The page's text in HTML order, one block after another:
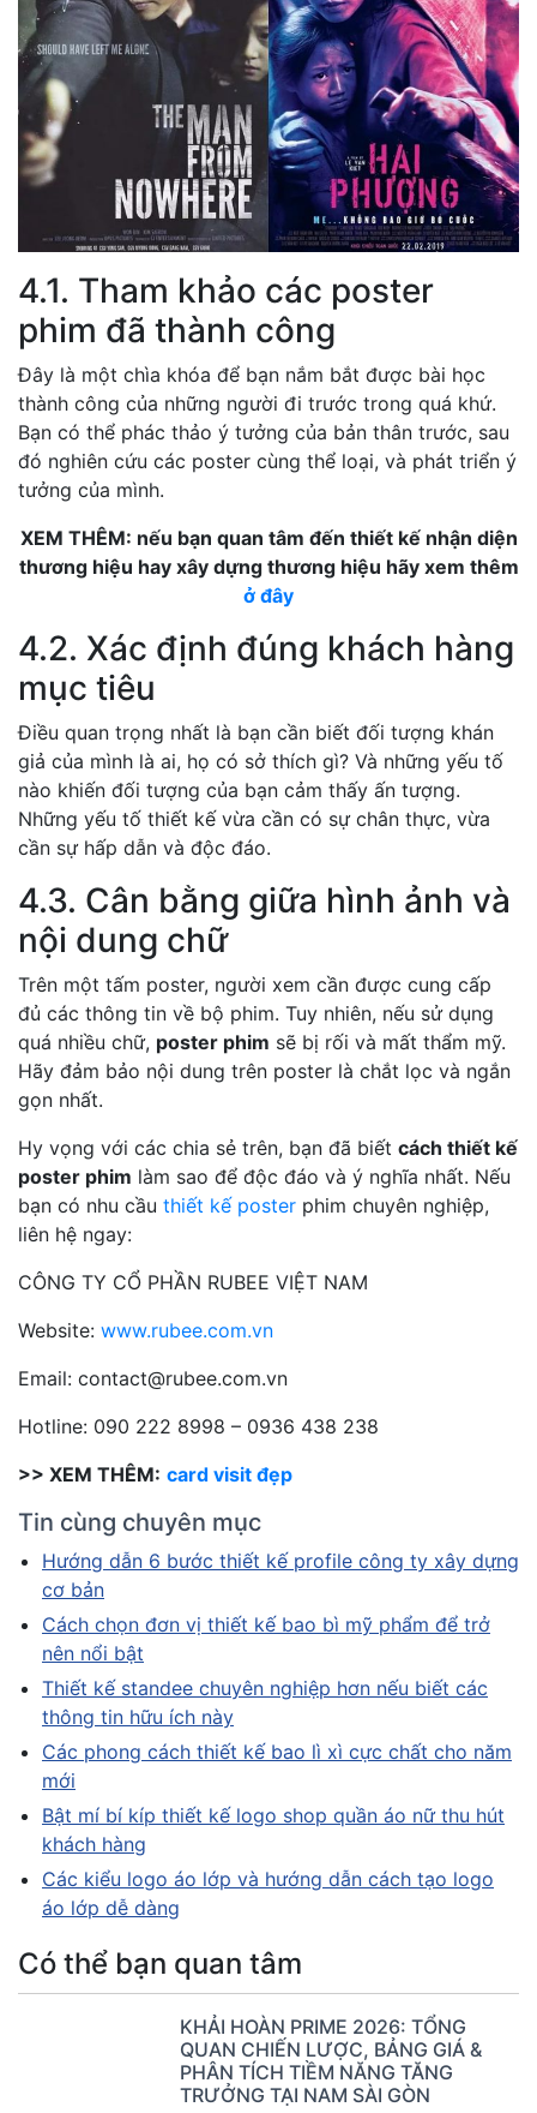
4.1. Tham khảo các poster
phim đã thành công
Đây là một chìa khóa để bạn nắm bắt được bài học
thành công của những người đi trước trong quá khứ.
Bạn có thể phác thảo ý tưởng của bản thân trước, sau
đó nghiên cứu các poster cùng thể loại, và phát triển ý
tưởng của mình.
XEM THÊM: nếu bạn quan tâm đến thiết kế nhận diện
thương hiệu hay xây dựng thương hiệu hãy xem thêm
ở đây
4.2. Xác định đúng khách hàng
mục tiêu
Điều quan trọng nhất là bạn cần biết đối tượng khán
giả của mình là ai, họ có sở thích gì? Và những yếu tố
nào khiến đối tượng của bạn cảm thấy ấn tượng.
Những yếu tố thiết kế vừa cần có sự chân thực, vừa
cần sự hấp dẫn và độc đáo.
4.3. Cân bằng giữa hình ảnh và
nội dung chữ
Trên một tấm poster, người xem cần được cung cấp
đủ các thông tin về bộ phim. Tuy nhiên, nếu sử dụng
quá nhiều chữ, poster phim sẽ bị rối và mất thẩm mỹ.
Hãy đảm bảo nội dung trên poster là chắt lọc và ngắn
gọn nhất.
Hy vọng với các chia sẻ trên, bạn đã biết cách thiết kế
poster phim làm sao để độc đáo và ý nghĩa nhất. Nếu
bạn có nhu cầu thiết kế poster phim chuyên nghiệp,
liên hệ ngay:
CÔNG TY CỔ PHẦN RUBEE VIỆT NAM
Website: www.rubee.com.vn
Email: contact@rubee.com.vn
Hotline: 090 222 8998 – 0936 438 238
>> XEM THÊM: card visit đẹp
Tin cùng chuyên mục
Hướng dẫn 6 bước thiết kế profile công ty xây dựng
cơ bản
Cách chọn đơn vị thiết kế bao bì mỹ phẩm để trở
nên nổi bật
Thiết kế standee chuyên nghiệp hơn nếu biết các
thông tin hữu ích này
Các phong cách thiết kế bao lì xì cực chất cho năm
mới
Bật mí bí kíp thiết kế logo shop quần áo nữ thu hút
khách hàng
Các kiểu logo áo lớp và hướng dẫn cách tạo logo
áo lớp dễ dàng
Có thể bạn quan tâm
KHẢI HOÀN PRIME 2026: TỔNG
QUAN CHIẾN LƯỢC, BẢNG GIÁ &
PHÂN TÍCH TIỀM NĂNG TĂNG
TRƯỞNG TẠI NAM SÀI GÒN